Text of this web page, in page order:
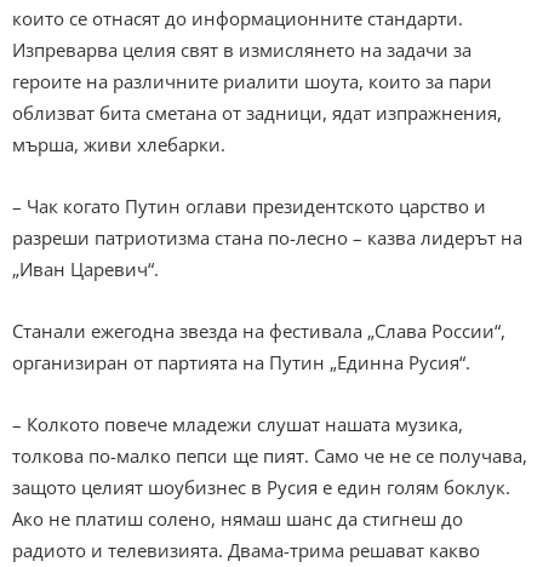
които се отнасят до информационните стандарти.
Изпреварва целия свят в измислянето на задачи за
героите на различните риалити шоута, които за пари
облизват бита сметана от задници, ядат изпражнения,
мърша, живи хлебарки.
– Чак когато Путин оглави президентското царство и
разреши патриотизма стана по-лесно – казва лидерът на
„Иван Царевич“.
Станали ежегодна звезда на фестивала „Слава России“,
организиран от партията на Путин „Единна Русия“.
– Колкото повече младежи слушат нашата музика,
толкова по-малко пепси ще пият. Само че не се получава,
защото целият шоубизнес в Русия е един голям боклук.
Ако не платиш солено, нямаш шанс да стигнеш до
радиото и телевизията. Двама-трима решават какво